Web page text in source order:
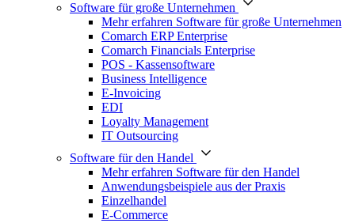
Software für große Unternehmen
Mehr erfahren Software für große Unternehmen
Comarch ERP Enterprise
Comarch Financials Enterprise
POS - Kassensoftware
Business Intelligence
E-Invoicing
EDI
Loyalty Management
IT Outsourcing
Software für den Handel
Mehr erfahren Software für den Handel
Anwendungsbeispiele aus der Praxis
Einzelhandel
E-Commerce